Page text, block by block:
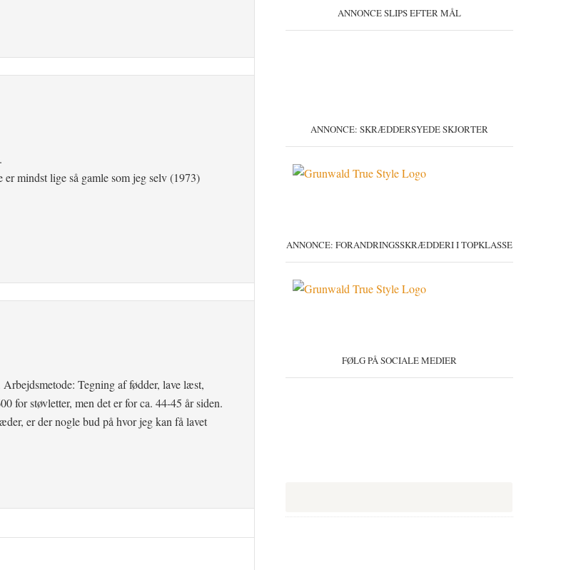
mindst lige så gamle som jeg selv (1973)
Tegning af fødder, lave læst,
for støvletter, men det er for ca. 44-45 år siden.
er der nogle bud på hvor jeg kan få lavet
ANNONCE SLIPS EFTER MÅL
ANNONCE: SKRÆDDERSYEDE SKJORTER
ANNONCE: FORANDRINGSSKRÆDDERI I TOPKLASSE
FØLG PÅ SOCIALE MEDIER